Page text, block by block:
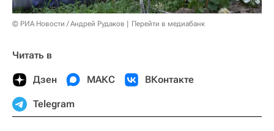
© РИА Новости / Андрей Рудаков Перейти в медиабанк
Читать в
Дзен МАКС ВКонтакте
Telegram